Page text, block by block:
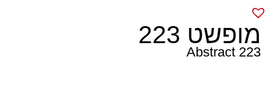
מופשט 223
Abstract 223